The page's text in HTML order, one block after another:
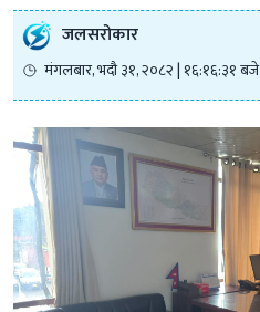
जलसरोकार
मंगलबार, भदौ ३१, २०८२ | १६:१६:३१ बजे